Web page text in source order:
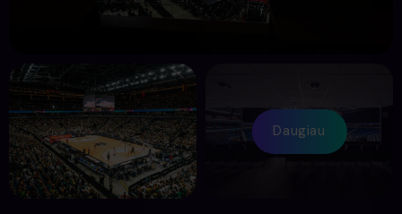
Daugiau